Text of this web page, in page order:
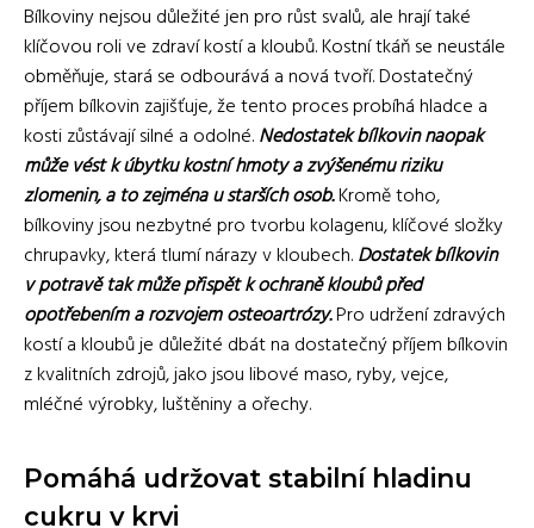
Bílkoviny nejsou důležité jen pro růst svalů, ale hrají také
klíčovou roli ve zdraví kostí a kloubů. Kostní tkáň se neustále
obměňuje, stará se odbourává a nová tvoří. Dostatečný
příjem bílkovin zajišťuje, že tento proces probíhá hladce a
kosti zůstávají silné a odolné.Nedostatek bílkovin naopak
může vést k úbytku kostní hmoty a zvýšenému riziku
zlomenin, a to zejména u starších osob.Kromě toho,
bílkoviny jsou nezbytné pro tvorbu kolagenu, klíčové složky
chrupavky, která tlumí nárazy v kloubech.Dostatek bílkovin
v potravě tak může přispět k ochraně kloubů před
opotřebením a rozvojem osteoartrózy.Pro udržení zdravých
kostí a kloubů je důležité dbát na dostatečný příjem bílkovin
z kvalitních zdrojů, jako jsou libové maso, ryby, vejce,
mléčné výrobky, luštěniny a ořechy.
Pomáhá udržovat stabilní hladinu
cukru v krvi